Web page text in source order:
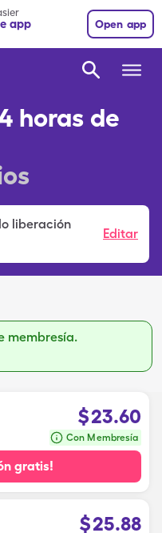
app Open app
horas de
liberación
Editar
membresía.
$23.60
Con Membresía
gratis!
$25.88